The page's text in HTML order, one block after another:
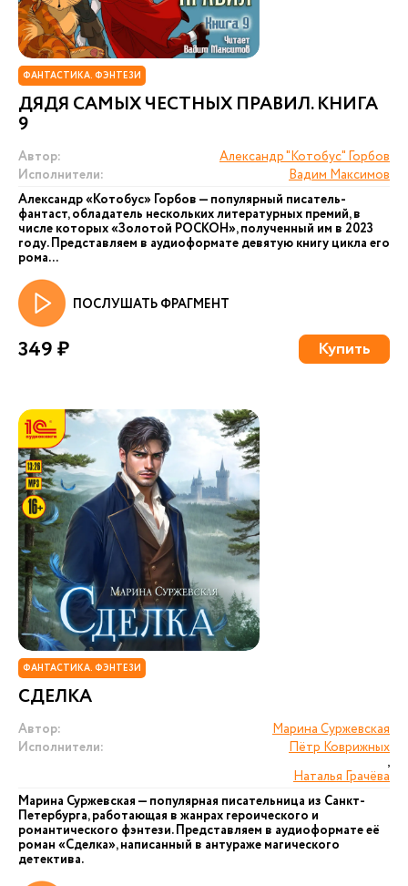
ФАНТАСТИКА. ФЭНТЕЗИ
ДЯДЯ САМЫХ ЧЕСТНЫХ ПРАВИЛ. КНИГА
9
Автор:
Александр "Котобус" Горбов
Исполнители:
Вадим Максимов
Александр «Котобус» Горбов — популярный писатель-
фантаст, обладатель нескольких литературных премий, в
числе которых «Золотой РОСКОН», полученный им в 2023
году. Представляем в аудиоформате девятую книгу цикла его
рома...
ПОСЛУШАТЬ ФРАГМЕНТ
349 ₽ Купить
ФАНТАСТИКА. ФЭНТЕЗИ
СДЕЛКА
Автор:
Марина Суржевская
Исполнители:
Пётр Коврижных
,
Наталья Грачёва
Марина Суржевская — популярная писательница из Санкт-
Петербурга, работающая в жанрах героического и
романтического фэнтези. Представляем в аудиоформате её
роман «Сделка», написанный в антураже магического
детектива.